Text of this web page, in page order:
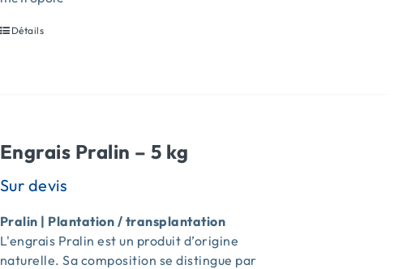
Détails
Engrais Pralin – 5 kg
Pralin | Plantation / transplantation
L'engrais Pralin est un produit d’origine
naturelle. Sa composition se distingue par